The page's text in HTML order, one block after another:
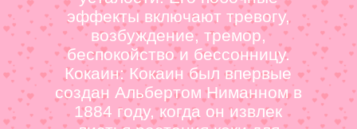
эффекты включают тревогу,
возбуждение, тремор,
беспокойство и бессонницу.
Кокаин: Кокаин был впервые
создан Альбертом Ниманном в
1884 году, когда он извлек